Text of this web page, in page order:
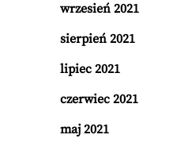
wrzesień 2021
sierpień 2021
lipiec 2021
czerwiec 2021
maj 2021